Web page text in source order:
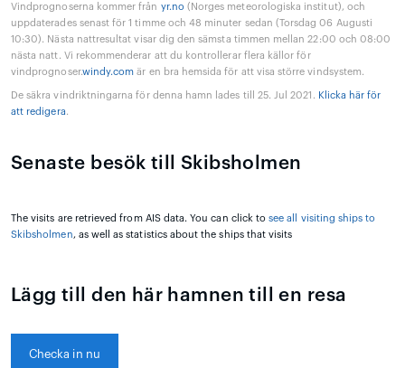
Vindprognoserna kommer från yr.no (Norges meteorologiska institut), och
uppdaterades senast för 1 timme och 48 minuter sedan (Torsdag 06 Augusti
10:30). Nästa nattresultat visar dig den sämsta timmen mellan 22:00 och 08:00
nästa natt. Vi rekommenderar att du kontrollerar flera källor för
vindprognoser.windy.com är en bra hemsida för att visa större vindsystem.
De säkra vindriktningarna för denna hamn lades till 25. Jul 2021. Klicka här för
att redigera.
Senaste besök till Skibsholmen
The visits are retrieved from AIS data. You can click tosee all visiting ships to
Skibsholmen, as well as statistics about the ships that visits
Lägg till den här hamnen till en resa
Checka in nu